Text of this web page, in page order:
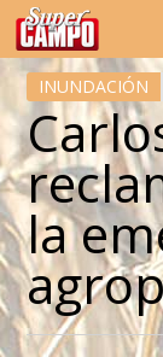
Temas de hoy
INUNDACIÓN
la